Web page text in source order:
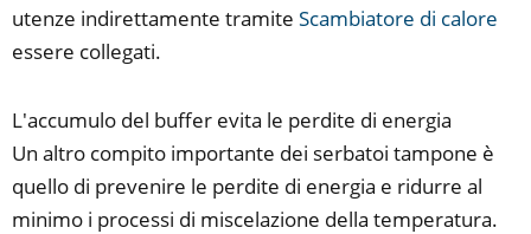
utenze indirettamente tramite Scambiatore di calore
essere collegati.
L'accumulo del buffer evita le perdite di energia
Un altro compito importante dei serbatoi tampone è
quello di prevenire le perdite di energia e ridurre al
minimo i processi di miscelazione della temperatura.